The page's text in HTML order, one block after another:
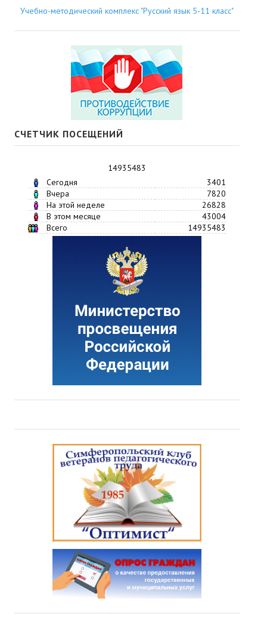
Учебно-методический комплекс "Русский язык 5-11 класс"
СЧЕТЧИК ПОСЕЩЕНИЙ
14935483
Сегодня
3401
Вчера
7820
На этой неделе
26828
В этом месяце
43004
Всего
14935483